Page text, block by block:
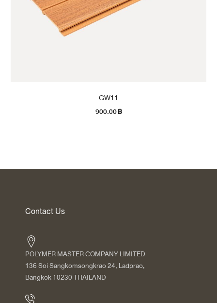
GW11
900.00฿
Contact Us
POLYMER MASTER COMPANY LIMITED
136 Soi Sangkomsongkrao 24, Ladprao,
Bangkok 10230 THAILAND